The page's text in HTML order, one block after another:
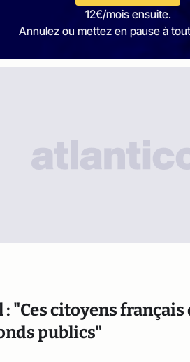
12€/mois ensuite.
Annulez ou mettez en pause à
"Ces citoyens français
publics"